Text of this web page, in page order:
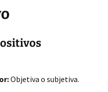
Objetiva o subjetiva.